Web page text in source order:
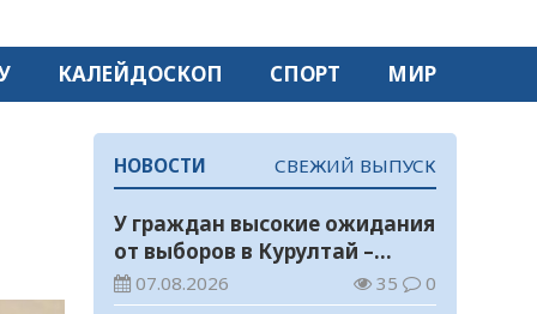
КАЛЕЙДОСКОП СПОРТ МИР
НОВОСТИ СВЕЖИЙ ВЫПУСК
У граждан высокие ожидания
от выборов в Курултай –
опрос общественного мнения
07.08.2026 35 0